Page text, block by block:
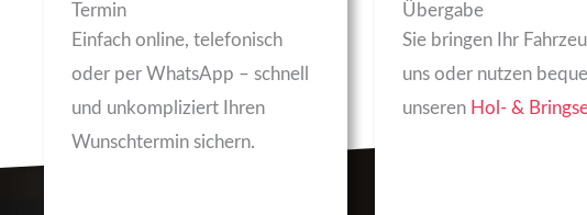
Termin
Einfach online, telefonisch
oder per WhatsApp – schnell
und unkompliziert Ihren
Wunschtermin sichern.
Übergabe
Sie bringen Ihr
uns oder nutzen
unseren Hol- &